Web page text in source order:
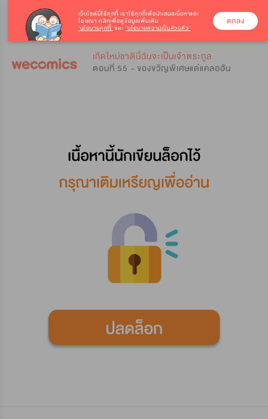
เกิดใหม่ชาตินี้ฉันจะเป็นเจ้าตระกูล
ตอนที่ 55 - ของขวัญพิเศษแด่แคลอฮัน
เว็บไซต์นี้ใช้คุกกี้ เราใช้คุกกี้เพื่อนำเสนอเนื้อหาและ
โฆษณา คลิกเพื่อดูข้อมูลเพิ่มเติม
‘นโยบายคุกกี้’ และ ‘นโยบายความเป็นส่วนตัว’
ตกลง